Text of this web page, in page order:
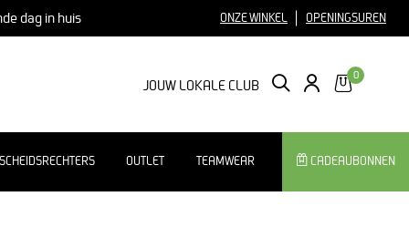
dag in huis ONZE WINKEL OPENINGSUREN
JOUW LOKALE CLUB ZOEKEN LOGIN
0
SCHEIDSRECHTERS OUTLET TEAMWEAR CADEAUBONNEN